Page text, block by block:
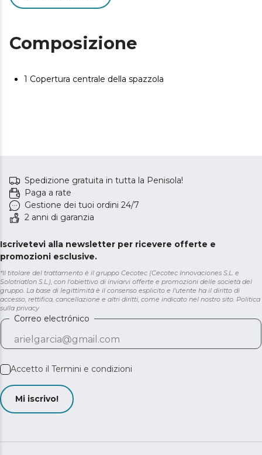
Composizione
1 Copertura centrale della spazzola
Spedizione gratuita in tutta la Penisola!
Paga a rate
Gestione dei tuoi ordini 24/7
2 anni di garanzia
Iscrivetevi alla newsletter per ricevere offerte e
promozioni esclusive.
*Il titolare del trattamento è il gruppo Cecotec (Cecotec Innovaciones S.L. e
Solotriatlon S.L.), con l'obiettivo di inviarvi offerte e promozioni delle società del
gruppo. La base di legittimità è il consenso esplicito e l'utente ha il diritto di
accesso, rettifica, cancellazione e altri diritti, come indicato nel nostro sito. Politica
sulla privacy
Correo electrónico
Accetto il Termini e condizioni
Mi iscrivo!